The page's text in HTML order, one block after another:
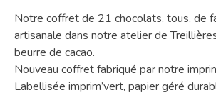
Notre coffret de 21 chocolats, tous, de
artisanale dans notre atelier de
beurre de cacao.
Nouveau coffret fabriqué par notre
Labellisée imprim’vert, papier géré